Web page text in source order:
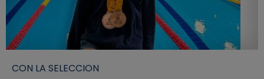
CON LA SELECCION